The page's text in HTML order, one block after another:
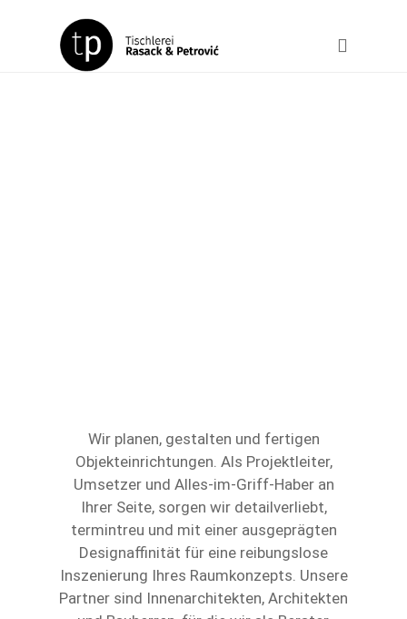
Wir planen, gestalten und fertigen
Objekteinrichtungen. Als Projektleiter,
Umsetzer und Alles-im-Griff-Haber an
Ihrer Seite, sorgen wir detailverliebt,
termintreu und mit einer ausgeprägten
Designaffinität für eine reibungslose
Inszenierung Ihres Raumkonzepts. Unsere
Partner sind Innenarchitekten, Architekten